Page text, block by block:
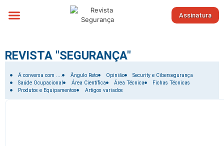
Assinatura
REVISTA "SEGURANÇA"
Filtrar por:
Á conversa com .... Ângulo Reto Opinião
Security e Cibersegurança
Saúde Ocupacional
Área Científica Área Técnica
Fichas Técnicas
Produtos e Equipamentos
Artigos variados